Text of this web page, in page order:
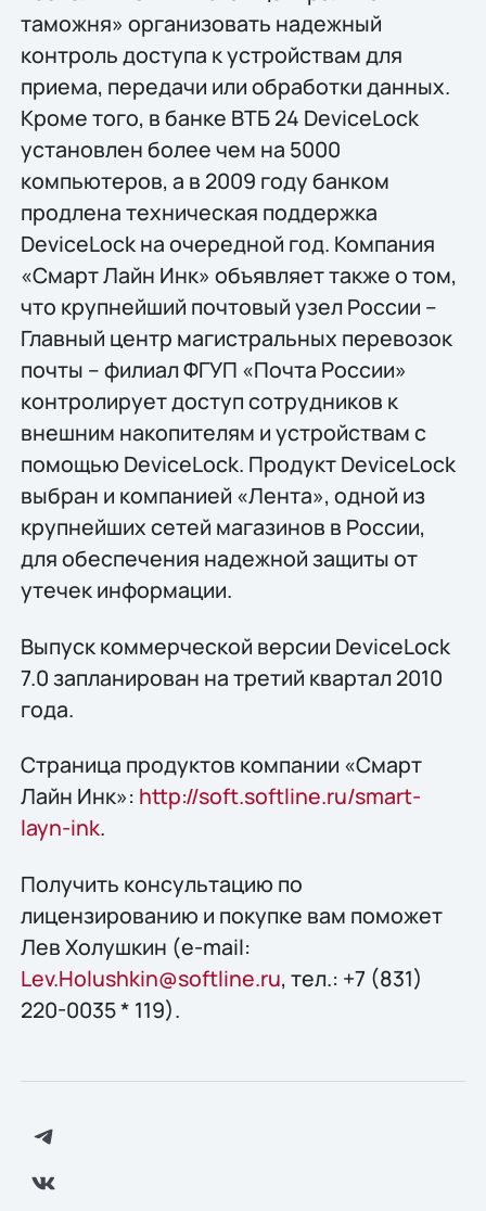
таможня» организовать надежный
контроль доступа к устройствам для
приема, передачи или обработки данных.
Кроме того, в банке ВТБ 24 DeviceLock
установлен более чем на 5000
компьютеров, а в 2009 году банком
продлена техническая поддержка
DeviceLock на очередной год. Компания
«Смарт Лайн Инк» объявляет также о том,
что крупнейший почтовый узел России –
Главный центр магистральных перевозок
почты – филиал ФГУП «Почта России»
контролирует доступ сотрудников к
внешним накопителям и устройствам с
помощью DeviceLock. Продукт DeviceLock
выбран и компанией «Лента», одной из
крупнейших сетей магазинов в России,
для обеспечения надежной защиты от
утечек информации.
Выпуск коммерческой версии DeviceLock
7.0 запланирован на третий квартал 2010
года.
Страница продуктов компании «Смарт
Лайн Инк»: http://soft.softline.ru/smart-
layn-ink.
Получить конcультацию по
лицензированию и покупке вам поможет
Лев Холушкин (e-mail:
Lev.Holushkin@softline.ru, тел.: +7 (831)
220-0035 * 119).